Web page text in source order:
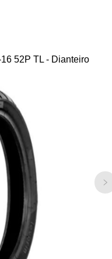
52P TL - Dianteiro